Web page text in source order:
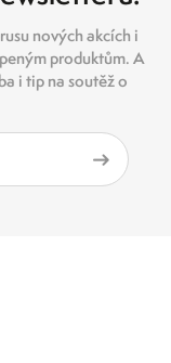
nových akcích i
produktům. A
i tip na soutěž o